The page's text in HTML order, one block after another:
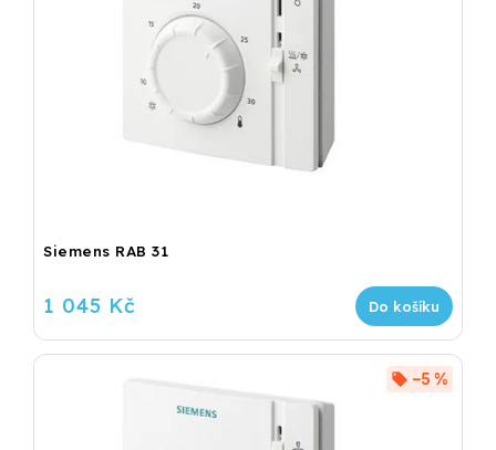
Siemens RAB 31
1 045 Kč Do košíku
–5 %